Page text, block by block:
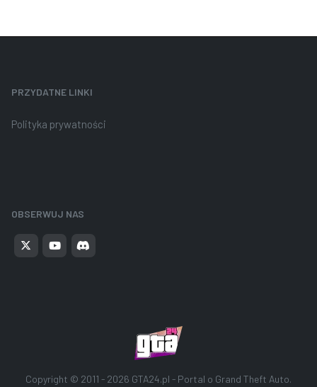
PRZYDATNE LINKI
Polityka prywatności
OBSERWUJ NAS
Copyright © 2011 - 2026 GTA24.pl - Portal o Grand Theft Auto.